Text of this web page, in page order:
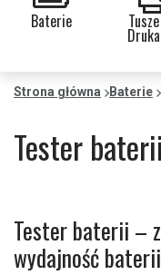
Baterie
Strona główna Baterie
Tester baterii
Tester baterii –
wydajność baterii